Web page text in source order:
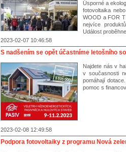
Úsporné a
fotovoltaika
WOOD a FOR
nejvíce
Událost
2023-02-07 10:46:58
S nadšením se opět účastníme letošního
Najdete nás v
v současnosti
pomáhají
pomoc s
2023-02-08 12:49:58
Podpora fotovoltaiky z programu Nová